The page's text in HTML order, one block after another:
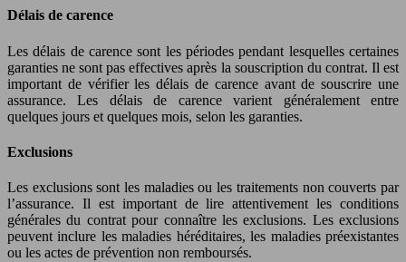
Délais de carence
Les délais de carence sont les périodes pendant lesquelles certaines
garanties ne sont pas effectives après la souscription du contrat. Il est
important de vérifier les délais de carence avant de souscrire une
assurance. Les délais de carence varient généralement entre
quelques jours et quelques mois, selon les garanties.
Exclusions
Les exclusions sont les maladies ou les traitements non couverts par
l’assurance. Il est important de lire attentivement les conditions
générales du contrat pour connaître les exclusions. Les exclusions
peuvent inclure les maladies héréditaires, les maladies préexistantes
ou les actes de prévention non remboursés.